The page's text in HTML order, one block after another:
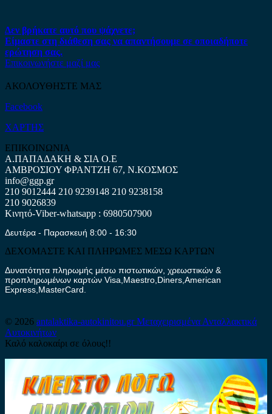
Δεν βρήκατε αυτό που ψάχνετε;
Είμαστε στη διάθεση σας να απαντήσουμε σε οποιαδήποτε
ερώτηση σας.
Επικοινωνήστε μαζί μας
ΑΚΟΛΟΥΘΗΣΤΕ ΜΑΣ
Facebook
ΧΑΡΤΗΣ
ΕΠΙΚΟΙΝΩΝΙΑ
Α.ΠΑΠΑΔΑΚΗ & ΣΙΑ Ο.Ε
ΑΜΒΡΟΣΙΟΥ ΦΡΑΝΤΖΗ 67, Ν.ΚΟΣΜΟΣ
info@ggp.gr
210 9012444 210 9239148 210 9238158
210 9026839
Κινητό-Viber-whatsapp : 6980507900
Δευτέρα - Παρασκευή 8:00 - 16:30
ΔΕΧΟΜΑΣΤΕ ΚΑΙ ΠΛΗΡΩΜΕΣ ΜΕΣΩ ΚΑΡΤΩΝ
Δυνατότητα πληρωμής μέσω πιστωτικών, χρεωστικών &
προπληρωμένων καρτών Visa,Maestro,Diners,American
Express,MasterCard.
© 2026 antalaktika-autokinitou.grΜεταχειρισμένα Ανταλλακτικά
Αυτοκινήτων
Καλό καλοκαίρι σε όλους!!